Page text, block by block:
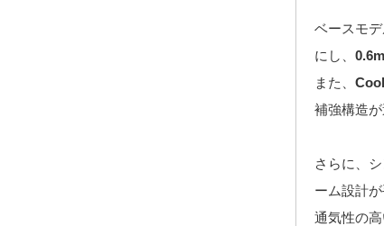
ベースモ
にし、
また、
補強構造
さらに、
ーム設計
通気性の